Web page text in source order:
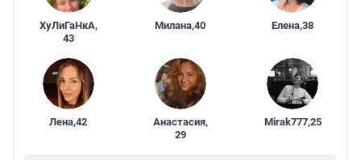
ХуЛиГаНкА,
43
Милана,40 Елена,38
Лена,42 Анастасия,
29
Mirak777,25